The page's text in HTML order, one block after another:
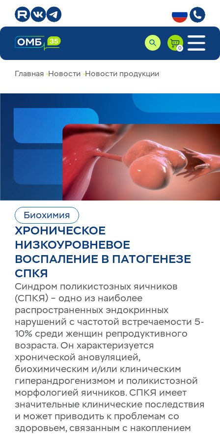
Главная Новости Новости продукции
Биохимия
ХРОНИЧЕСКОЕ
НИЗКОУРОВНЕВОЕ
ВОСПАЛЕНИЕ В ПАТОГЕНЕЗЕ
СПКЯ
Синдром поликистозных яичников
(СПКЯ) – одно из наиболее
распространенных эндокринных
нарушений с частотой встречаемости 5-
10% среди женщин репродуктивного
возраста. Он характеризуется
хронической ановуляцией,
биохимическим и/или клиническим
гиперандрогенизмом и поликистозной
морфологией яичников. СПКЯ имеет
значительные клинические последствия
и может приводить к проблемам со
здоровьем, связанным с накоплением